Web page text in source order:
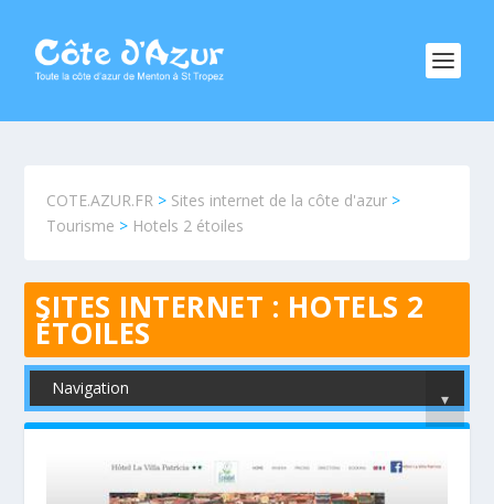
COTE.AZUR.FR > Sites internet de la côte d'azur >
Tourisme > Hotels 2 étoiles
SITES INTERNET : HOTELS 2
ÉTOILES
Navigation
▾